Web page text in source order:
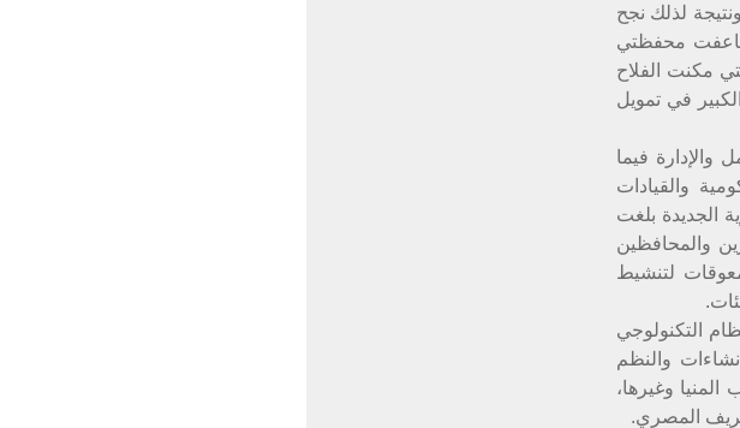
لذلك نجح
محفظتي
مكنت الفلاح
في تمويل
والإدارة فيما
والقيادات
الجديدة بلغت
والمحافظين
لتنشيط
التكنولوجي
والنظم
وغيرها،
المصري.